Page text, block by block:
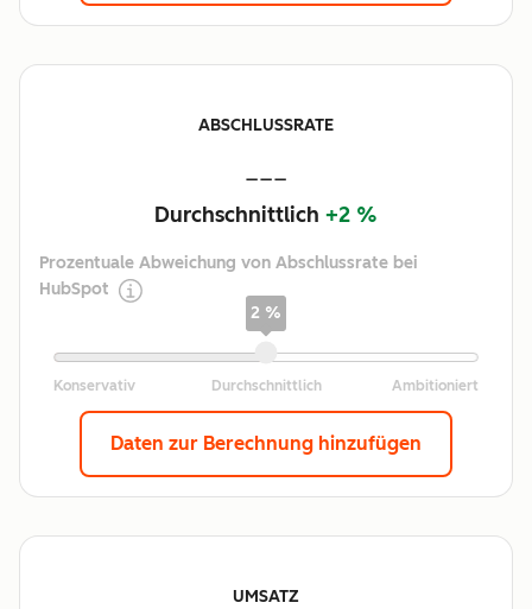
ABSCHLUSSRATE
---
Durchschnittlich +2 %
Prozentuale Abweichung von Abschlussrate bei
HubSpot
2 %
Daten zur Berechnung hinzufügen
UMSATZ